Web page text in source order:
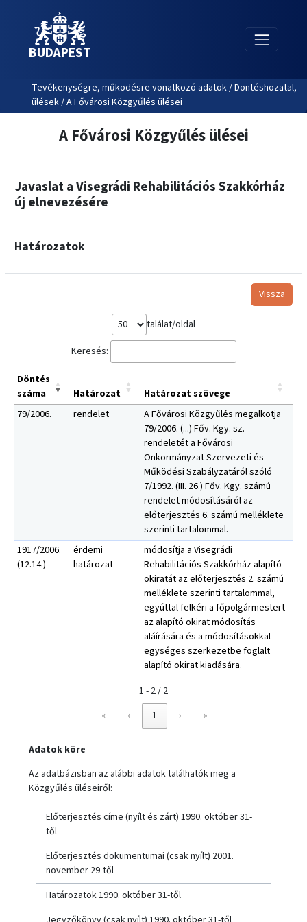
BUDAPEST
Tevékenységre, működésre vonatkozó adatok / Döntéshozatal,
ülések / A Fővárosi Közgyűlés ülései
A Fővárosi Közgyűlés ülései
Javaslat a Visegrádi Rehabilitációs Szakkórház
új elnevezésére
Határozatok
Vissza
találat/oldal
Keresés:
Döntés
száma
Határozat
Határozat szövege
79/2006.
rendelet
A Fővárosi Közgyűlés megalkotja
79/2006. (...) Főv. Kgy. sz.
rendeletét a Fővárosi
Önkormányzat Szervezeti és
Működési Szabályzatáról szóló
7/1992. (III. 26.) Főv. Kgy. számú
rendelet módosításáról az
előterjesztés 6. számú melléklete
szerinti tartalommal.
1917/2006.
(12.14.)
érdemi
határozat
módosítja a Visegrádi
Rehabilitációs Szakkórház alapító
okiratát az előterjesztés 2. számú
melléklete szerinti tartalommal,
egyúttal felkéri a főpolgármestert
az alapító okirat módosítás
aláírására és a módosításokkal
egységes szerkezetbe foglalt
alapító okirat kiadására.
1 - 2 / 2
«
‹ 1 › »
Adatok köre
Az adatbázisban az alábbi adatok találhatók meg a
Közgyűlés üléseiről:
Előterjesztés címe (nyílt és zárt) 1990. október 31-
től
Előterjesztés dokumentumai (csak nyílt) 2001.
november 29-től
Határozatok 1990. október 31-től